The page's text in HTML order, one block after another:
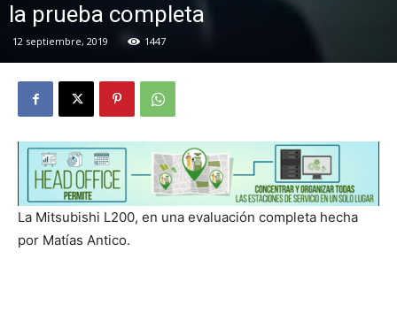
la prueba completa
12 septiembre, 2019 1447
La Mitsubishi L200, en una evaluación completa hecha
por Matías Antico.